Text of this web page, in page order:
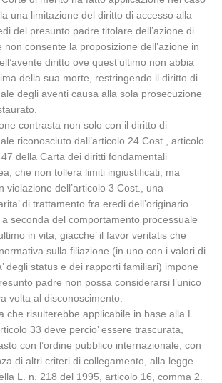
una limitazione del diritto di accesso alla
del presunto padre titolare dell’azione di
non consente la proposizione dell’azione in
diritto ove quest’ultimo non abbia
della sua morte, restringendo il diritto di
degli aventi causa alla sola prosecuzione
contrasta non solo con il diritto di
riconosciuto dall’articolo 24 Cost., articolo
della Carta dei diritti fondamentali
che non tollera limiti ingiustificati, ma
violazione dell’articolo 3 Cost., una
di trattamento fra eredi dell’originario
a seconda del comportamento processuale
in vita, giacche’ il favor veritatis che
sulla filiazione (in uno con i valori di
degli status e dei rapporti familiari) impone
padre non possa considerarsi l’unico
volta al disconoscimento.
che risulterebbe applicabile in base alla L.
33 deve percio’ essere trascurata,
con l’ordine pubblico internazionale, con
di altri criteri di collegamento, alla legge
L. n. 218 del 1995, articolo 16, comma 2.